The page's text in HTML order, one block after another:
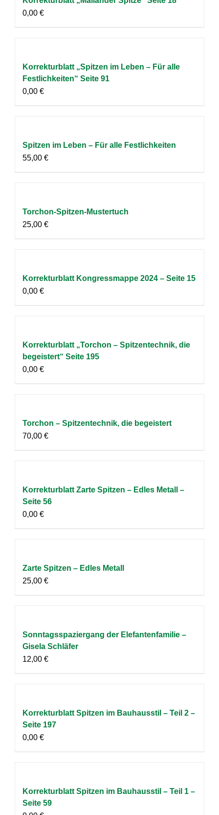
0,00 €
Korrekturblatt „Spitzen im Leben – Für alle
Festlichkeiten“ Seite 91
0,00 €
Spitzen im Leben – Für alle Festlichkeiten
55,00 €
Torchon-Spitzen-Mustertuch
25,00 €
Korrekturblatt Kongressmappe 2024 – Seite 15
0,00 €
Korrekturblatt „Torchon – Spitzentechnik, die
begeistert“ Seite 195
0,00 €
Torchon – Spitzentechnik, die begeistert
70,00 €
Korrekturblatt Zarte Spitzen – Edles Metall –
Seite 56
0,00 €
Zarte Spitzen – Edles Metall
25,00 €
Sonntagsspaziergang der Elefantenfamilie –
Gisela Schläfer
12,00 €
Korrekturblatt Spitzen im Bauhausstil – Teil 2 –
Seite 197
0,00 €
Korrekturblatt Spitzen im Bauhausstil – Teil 1 –
Seite 59